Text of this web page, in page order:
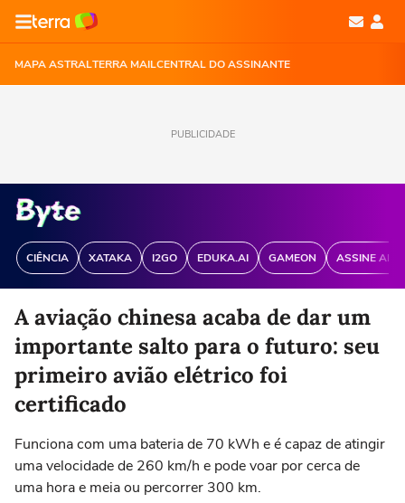
MAPA ASTRALTERRA MAILCENTRAL DO ASSINANTE
PUBLICIDADE
CIÊNCIA XATAKA I2GO EDUKA.AI GAMEON ASSINE
A aviação chinesa acaba de dar um
importante salto para o futuro: seu
primeiro avião elétrico foi
certificado
Funciona com uma bateria de 70 kWh e é capaz de atingir
uma velocidade de 260 km/h e pode voar por cerca de
uma hora e meia ou percorrer 300 km.